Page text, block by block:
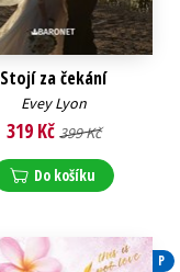
Stojí za čekání
Evey Lyon
319 Kč 399 Kč
Do košíku
P